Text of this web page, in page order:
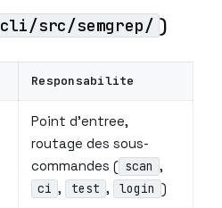
cli/src/semgrep/ )
Responsabilite
Point d’entree,
routage des sous-
commandes ( scan ,
ci , test , login )